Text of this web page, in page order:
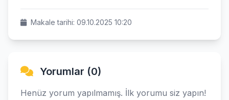
Makale tarihi: 09.10.2025 10:20
Yorumlar (0)
Henüz yorum yapılmamış. İlk yorumu siz yapın!